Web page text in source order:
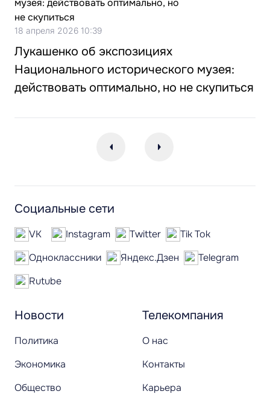
18 апреля 2026 10:39
Лукашенко об экспозициях
Национального исторического музея:
действовать оптимально, но не скупиться
Новости
Политика
Экономика
Общество
Телекомпания
О нас
Контакты
Карьера
Социальные сети
VK Instagram Twitter
Tik Tok
Одноклассники
Яндекс.Дзен
Telegram
Rutube